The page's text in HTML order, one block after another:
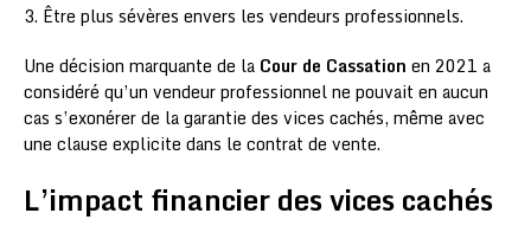
3. Être plus sévères envers les vendeurs professionnels.
Une décision marquante de la Cour de Cassation en 2021 a
considéré qu’un vendeur professionnel ne pouvait en aucun
cas s’exonérer de la garantie des vices cachés, même avec
une clause explicite dans le contrat de vente.
L’impact financier des vices cachés